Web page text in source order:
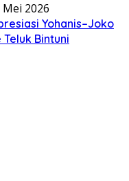
2026
Yohanis–Joko
Bintuni